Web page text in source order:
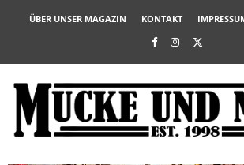
ÜBER UNSER MAGAZIN KONTAKT